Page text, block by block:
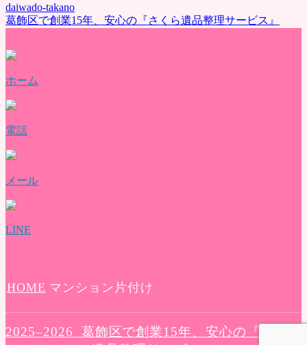
料金表
ご利用の流れ
ブログ
daiwado-takano
葛飾区で創業15年、安心の『さくら遺品整理サービス』
ホーム
電話
メール
LINE
HOME マンション片付け
2025–2026 葛飾区で創業15年、安心の『さくら